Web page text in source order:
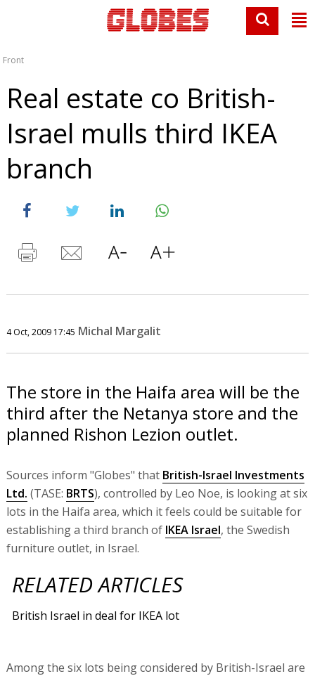
Front
Real estate co British-
Israel mulls third IKEA
branch
4 Oct, 2009 17:45 Michal Margalit
The store in the Haifa area will be the
third after the Netanya store and the
planned Rishon Lezion outlet.
Sources inform "Globes" that British-Israel Investments
Ltd. (TASE: BRTS), controlled by Leo Noe, is looking at six
lots in the Haifa area, which it feels could be suitable for
establishing a third branch of IKEA Israel, the Swedish
furniture outlet, in Israel.
RELATED ARTICLES
British Israel in deal for IKEA lot
Among the six lots being considered by British-Israel are